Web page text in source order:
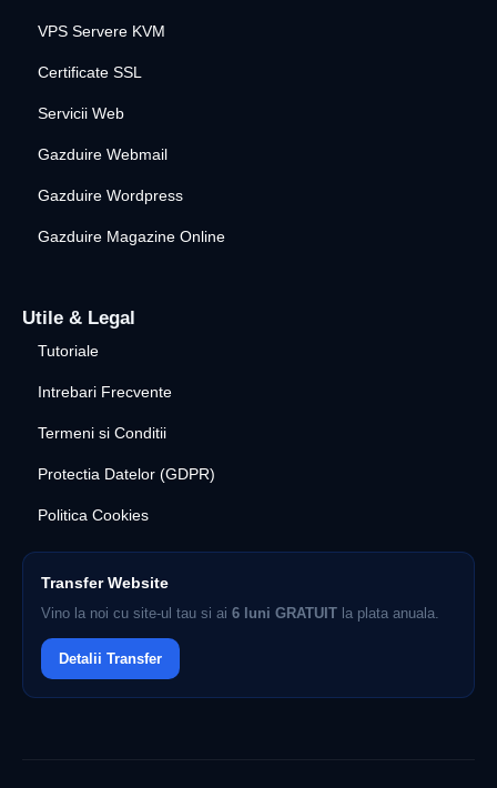
VPS Servere KVM
Certificate SSL
Servicii Web
Gazduire Webmail
Gazduire Wordpress
Gazduire Magazine Online
Utile & Legal
Tutoriale
Intrebari Frecvente
Termeni si Conditii
Protectia Datelor (GDPR)
Politica Cookies
Transfer Website
Vino la noi cu site-ul tau si ai 6 luni GRATUIT la plata anuala.
Detalii Transfer